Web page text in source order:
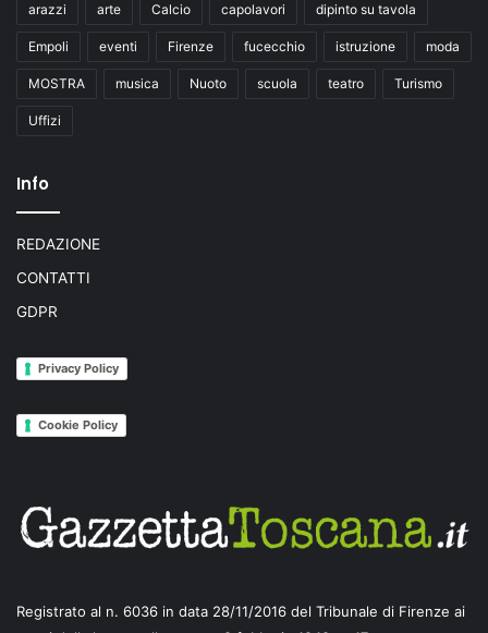
arazzi arte Calcio capolavori dipinto su tavola
Empoli eventi Firenze fucecchio istruzione moda
MOSTRA musica Nuoto scuola teatro Turismo
Uffizi
Info
REDAZIONE
CONTATTI
GDPR
Privacy Policy
Cookie Policy
Registrato al n. 6036 in data 28/11/2016 del Tribunale di Firenze ai